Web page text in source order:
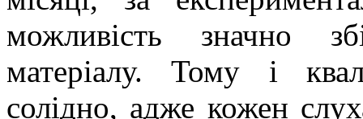
можливість значно
матеріалу. Тому і
солідно, адже кожен